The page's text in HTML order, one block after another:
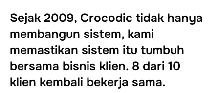
Sejak 2009, Crocodic tidak hanya
membangun sistem, kami
memastikan sistem itu tumbuh
bersama bisnis klien. 8 dari 10
klien kembali bekerja sama.